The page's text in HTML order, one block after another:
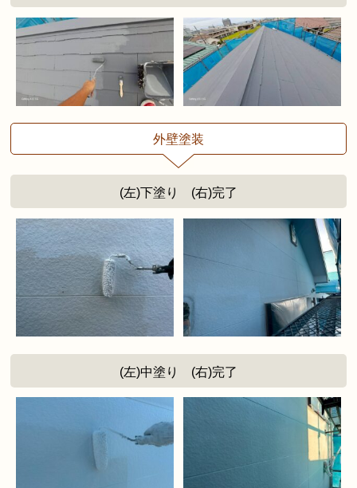
外壁塗装
(左)下塗り (右)完了
(左)中塗り (右)完了